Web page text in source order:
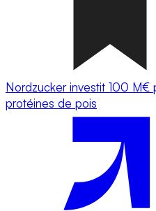
Nordzucker investit 100 M€
protéines de pois